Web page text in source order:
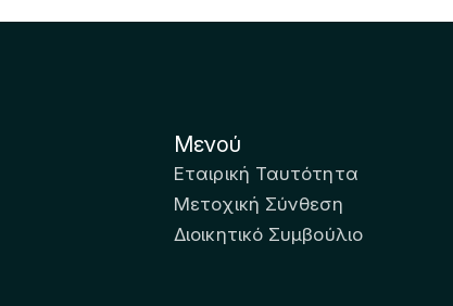
Μενού
Εταιρική Ταυτότητα
Μετοχική Σύνθεση
Διοικητικό Συμβούλιο